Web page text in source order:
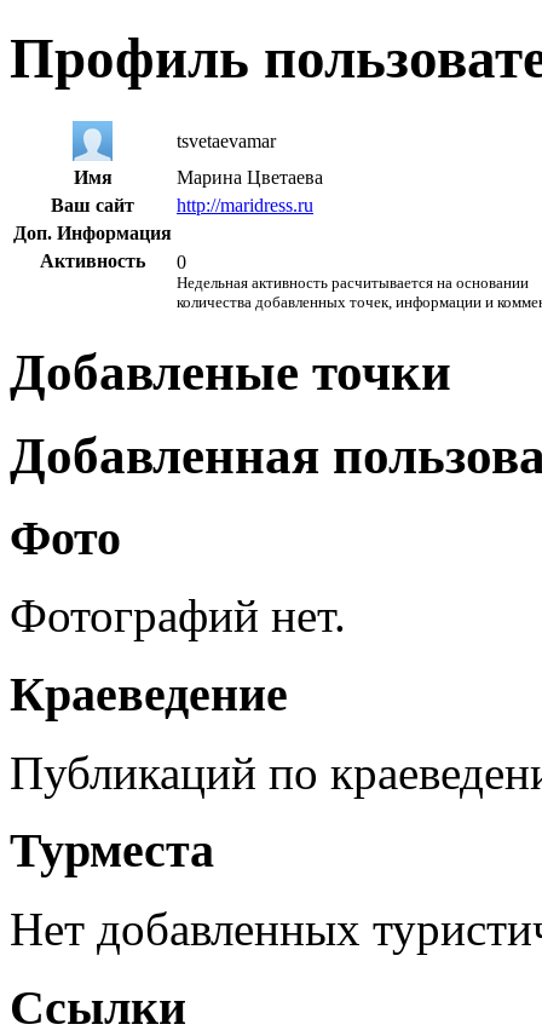
Профиль
tsvetaevamar
Имя
Марина Цветаева
Ваш сайт
http://maridress.ru
Доп. Информация
Активность
0
Недельная активность расчитывается на основании
количества добавленных точек, информации и
Добавленые точки
Добавленная
Фото
Фотографий нет.
Краеведение
Публикаций по
Турместа
Нет добавленных
Ссылки